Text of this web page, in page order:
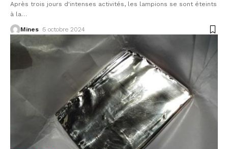
Après trois jours d'intenses activités, les lampions se sont éteints
à la…
Mines 5 octobre 2024